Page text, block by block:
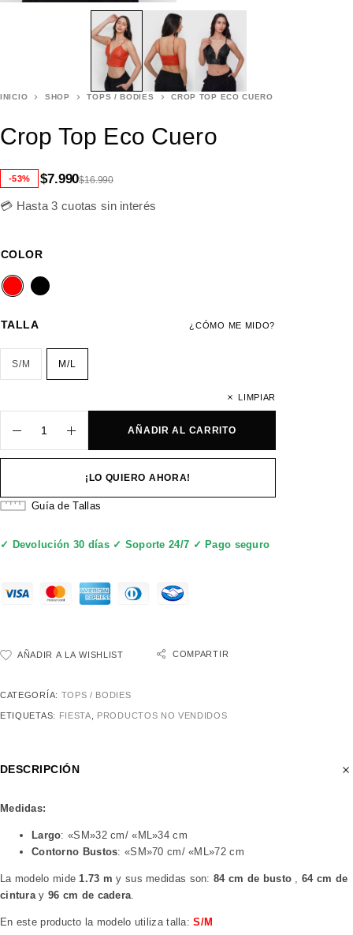
INICIO SHOP TOPS / BODIES CROP TOP ECO CUERO
Crop Top Eco Cuero
-53% $16.990
$7.990
💳 Hasta 3 cuotas sin interés
COLOR
¿CÓMO ME MIDO?
TALLA
S/M M/L
LIMPIAR
AÑADIR AL CARRITO
¡LO QUIERO AHORA!
Guía de Tallas
✓ Devolución 30 días ✓ Soporte 24/7 ✓ Pago seguro
AÑADIR A LA WISHLIST COMPARTIR
CATEGORÍA: TOPS / BODIES
ETIQUETAS: FIESTA PRODUCTOS NO VENDIDOS
DESCRIPCIÓN
Medidas:
Largo: «SM»32 cm/ «ML»34 cm
Contorno Bustos: «SM»70 cm/ «ML»72 cm
La modelo mide 1.73 m y sus medidas son:84 cm de busto ,64 cm de
cintura y 96 cm de cadera
En este producto la modelo utiliza talla:S/M